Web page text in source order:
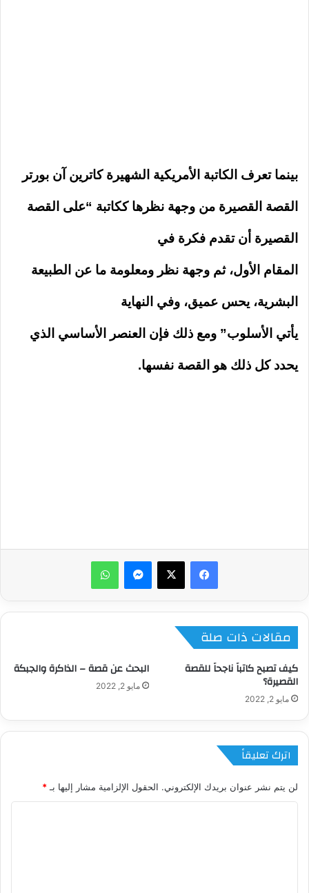
بينما تعرف الكاتبة الأمريكية الشهيرة كاترين آن بورتر
القصة القصيرة من وجهة نظرها ككاتبة “على القصة
القصيرة أن تقدم فكرة في
المقام الأول، ثم وجهة نظر ومعلومة ما عن الطبيعة
البشرية، يحس عميق، وفي النهاية
يأتي الأسلوب” ومع ذلك فإن العنصر الأساسي الذي
يحدد كل ذلك هو القصة نفسها.
ماسنجر واتساب
مقالات ذات صلة
كيف تصبح كاتباً ناجحاً للقصة
القصيرة؟
مايو 2, 2022
البحث عن قصة – الذاكرة والجبكة
مايو 2, 2022
اترك تعليقاً
لن يتم نشر عنوان بريدك الإلكتروني. الحقول الإلزامية مشار إليها بـ*